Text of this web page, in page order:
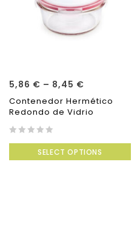
5,86 € – 8,45 €
Contenedor Hermético
Redondo de Vidrio
of
SELECT OPTIONS